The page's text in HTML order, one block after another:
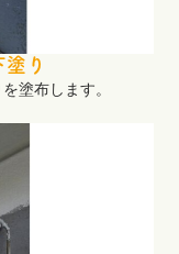
り
塗布します。